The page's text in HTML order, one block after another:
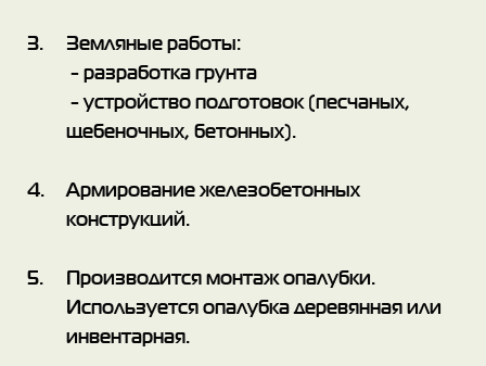
Земляные работы:
- разработка грунта
- устройство подготовок (песчаных,
щебеночных, бетонных).
Армирование железобетонных
конструкций.
Производится монтаж опалубки.
Используется опалубка деревянная или
инвентарная.